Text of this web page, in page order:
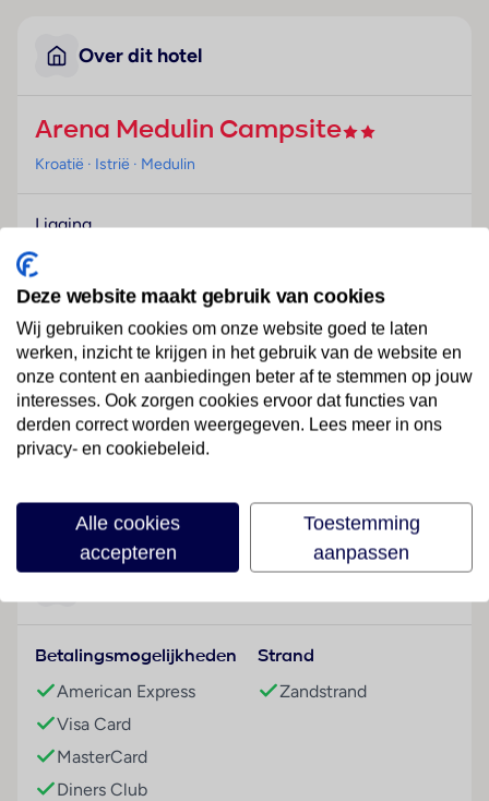
Over dit hotel
Arena Medulin Campsite
Kroatië · Istrië · Medulin
Ligging
Dit verblijf bevindt zich op ongeveer 1 km van het
centrum van Medulin.
Hotelfaciliteiten
Aan de receptie in de ontvangstruimte staat het
vriendelijke personeel de gasten met raad en daad bij.
Verschillende faciliteiten en diensten – zoals een
kluis, een wisselkantoor, een krantenkiosk en een
wasservice – behoren tot de aangeboden
verkrijgbaar. Een supermarkt en een souvenirwinkel
en andere winkels zijn voorhanden om heerlijk te
winkelen of te flaneren. Er is ook een speelplaats voor
kunnen in een garage of op de parkeerplaats parkeren.
shuttlebus. Om de omgeving te verkennen, biedt de
fietZeezichterhuur de noodzakelijke uitrusting.
Kamers
Voor een aangename luchtcirculatie in de kamers
zorgt airconditioning. Extra comfort is in de meeste
Betalingsmogelijkheden
American Express
Visa Card
MasterCard
Diners Club
Strand
Zandstrand
Deze website maakt gebruik van cookies
Wij gebruiken cookies om onze website goed te laten
werken, inzicht te krijgen in het gebruik van de website en
onze content en aanbiedingen beter af te stemmen op jouw
interesses. Ook zorgen cookies ervoor dat functies van
derden correct worden weergegeven. Lees meer in ons
privacy- en cookiebeleid.
Alle cookies
accepteren
Toestemming
aanpassen